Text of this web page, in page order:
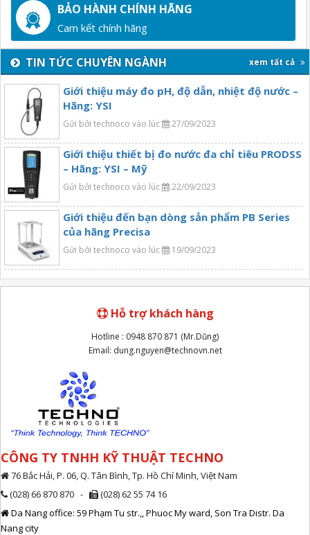
BẢO HÀNH CHÍNH HÃNG
Cam kết chính hãng
TIN TỨC CHUYÊN NGÀNH xem tất cả
Giới thiệu máy đo pH, độ dẫn, nhiệt độ nước –
Hãng: YSI
Gửi bởi technoco vào lúc 27/09/2023
Giới thiệu thiết bị đo nước đa chỉ tiêu PRODSS
– Hãng: YSI – Mỹ
Gửi bởi technoco vào lúc 22/09/2023
Giới thiệu đến bạn dòng sản phẩm PB Series
của hãng Precisa
Gửi bởi technoco vào lúc 19/09/2023
Hỗ trợ khách hàng
Hotline : 0948 870 871 (Mr.Dũng)
Email: dung.nguyen@technovn.net
CÔNG TY TNHH KỸ THUẬT TECHNO
76 Bắc Hải, P. 06, Q. Tân Bình, Tp. Hồ Chí Minh, Việt Nam
(028) 66 870 870 -
(028) 62 55 74 16
Da Nang office: 59 Phạm Tu str.,, Phuoc My ward, Son Tra Distr. Da
Nang city